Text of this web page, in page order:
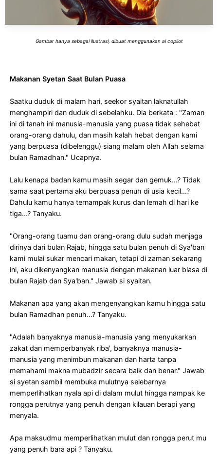
Gambar hanya sebagai ilustrasi, dibuat menggunakan ai copilot
Makanan Syetan Saat Bulan Puasa
Saatku duduk di malam hari, seekor syaitan laknatullah
menghampiri dan duduk di sebelahku. Dia berkata : "Zaman
ini di tanah ini manusia-manusia yang puasa tidak sehebat
orang-orang dahulu, dan masih kalah hebat dengan kami
yang berpuasa (dibelenggu) siang malam oleh Allah selama
bulan Ramadhan." Ucapnya.
Lalu kenapa badan kamu masih segar dan gemuk...? Tidak
sama saat pertama aku berpuasa penuh di usia kecil...?
Dahulu kamu hanya ternampak kurus dan lemah di hari ke
tiga...? Tanyaku.
"Orang-orang tuamu dan orang-orang dulu sudah menjaga
dirinya dari bulan Rajab, hingga satu bulan penuh di Sya'ban
kami mulai sukar mencari makan, tetapi di zaman sekarang
ini, aku dikenyangkan manusia dengan makanan luar biasa di
bulan Rajab dan Sya'ban." Jawab si syaitan.
Makanan apa yang akan mengenyangkan kamu hingga satu
bulan Ramadhan penuh...? Tanyaku.
"Adalah banyaknya manusia-manusia yang menyukarkan
zakat dan memperbanyak riba', banyaknya manusia-
manusia yang menimbun makanan dan harta tanpa
memahami makna mubadzir secara baik dan benar." Jawab
si syetan sambil membuka mulutnya selebarnya
memperlihatkan nyala api di dalam mulut hingga nampak ke
rongga perutnya yang penuh dengan kilauan berapi yang
menyala.
Apa maksudmu memperlihatkan mulut dan rongga perut mu
yang penuh bara api ? Tanyaku.